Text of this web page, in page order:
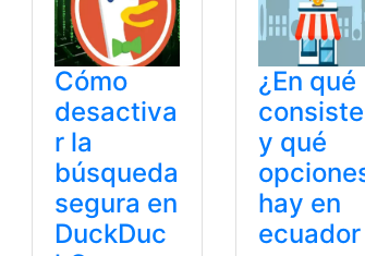
Cómo
desactiva
r la
búsqueda
segura en
DuckDuc
¿En qué
consiste
y qué
hay en
ecuador